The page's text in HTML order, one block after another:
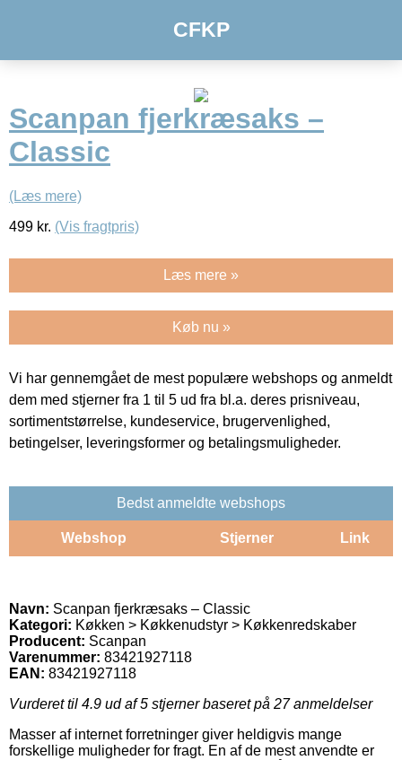
CFKP
Scanpan fjerkræsaks –
Classic
(Læs mere)
499 kr. (Vis fragtpris)
Læs mere »
Køb nu »
Vi har gennemgået de mest populære webshops og anmeldt
dem med stjerner fra 1 til 5 ud fra bl.a. deres prisniveau,
sortimentstørrelse, kundeservice, brugervenlighed,
betingelser, leveringsformer og betalingsmuligheder.
Bedst anmeldte webshops
Webshop Stjerner Link
Navn: Scanpan fjerkræsaks – Classic
Kategori: Køkken > Køkkenudstyr > Køkkenredskaber
Producent: Scanpan
Varenummer: 83421927118
EAN: 83421927118
Vurderet til 4.9 ud af 5 stjerner baseret på 27anmeldelser
Masser af internet forretninger giver heldigvis mange
forskellige muligheder for fragt. En af de mest anvendte er